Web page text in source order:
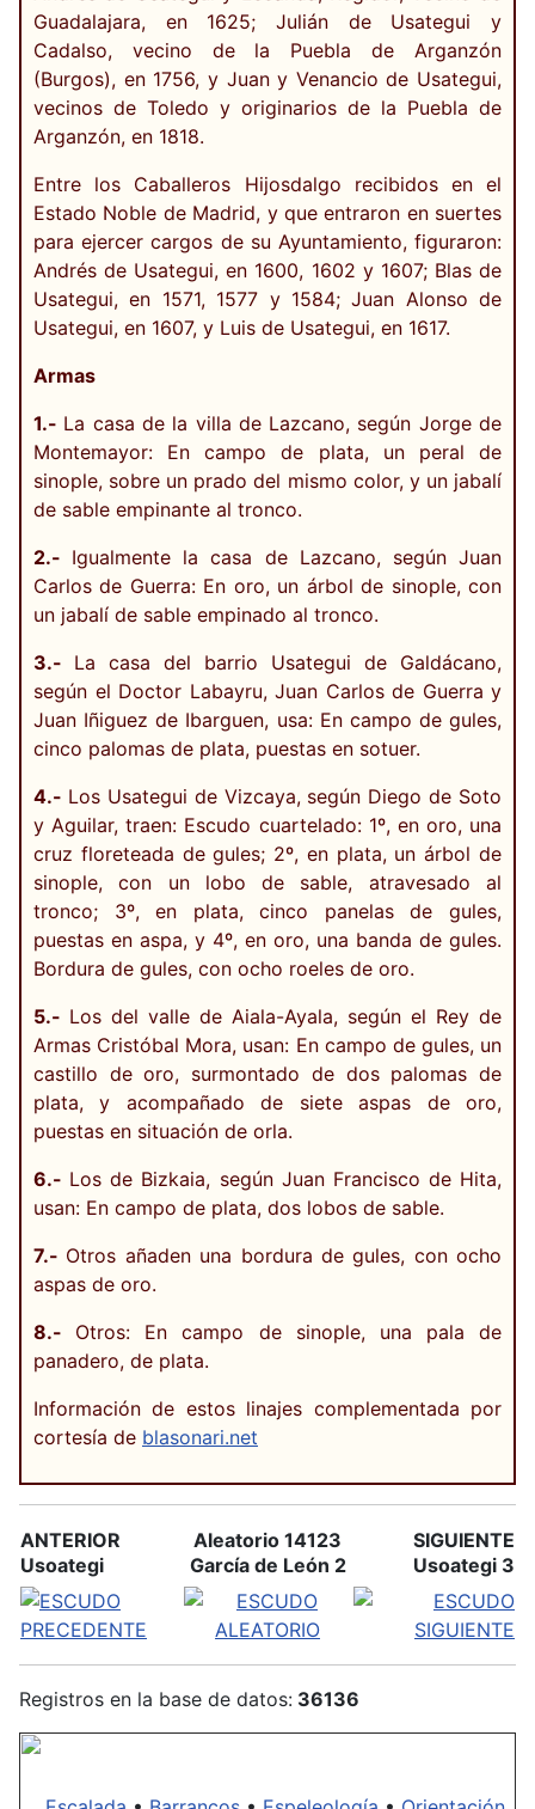
Guadalajara, en 1625; Julián de Usategui y
Cadalso, vecino de la Puebla de Arganzón
(Burgos), en 1756, y Juan y Venancio de Usategui,
vecinos de Toledo y originarios de la Puebla de
Arganzón, en 1818.
Entre los Caballeros Hijosdalgo recibidos en el
Estado Noble de Madrid, y que entraron en suertes
para ejercer cargos de su Ayuntamiento, figuraron:
Andrés de Usategui, en 1600, 1602 y 1607; Blas de
Usategui, en 1571, 1577 y 1584; Juan Alonso de
Usategui, en 1607, y Luis de Usategui, en 1617.
Armas
1.- La casa de la villa de Lazcano, según Jorge de
Montemayor: En campo de plata, un peral de
sinople, sobre un prado del mismo color, y un jabalí
de sable empinante al tronco.
2.- Igualmente la casa de Lazcano, según Juan
Carlos de Guerra: En oro, un árbol de sinople, con
un jabalí de sable empinado al tronco.
3.- La casa del barrio Usategui de Galdácano,
según el Doctor Labayru, Juan Carlos de Guerra y
Juan Iñiguez de Ibarguen, usa: En campo de gules,
cinco palomas de plata, puestas en sotuer.
4.- Los Usategui de Vizcaya, según Diego de Soto
y Aguilar, traen: Escudo cuartelado: 1º, en oro, una
cruz floreteada de gules; 2º, en plata, un árbol de
sinople, con un lobo de sable, atravesado al
tronco; 3º, en plata, cinco panelas de gules,
puestas en aspa, y 4º, en oro, una banda de gules.
Bordura de gules, con ocho roeles de oro.
5.- Los del valle de Aiala-Ayala, según el Rey de
Armas Cristóbal Mora, usan: En campo de gules, un
castillo de oro, surmontado de dos palomas de
plata, y acompañado de siete aspas de oro,
puestas en situación de orla.
6.- Los de Bizkaia, según Juan Francisco de Hita,
usan: En campo de plata, dos lobos de sable.
7.- Otros añaden una bordura de gules, con ocho
aspas de oro.
8.- Otros: En campo de sinople, una pala de
panadero, de plata.
Información de estos linajes complementada por
cortesía de blasonari.net
ANTERIOR
Usoategi
Aleatorio 14123
García de León 2
SIGUIENTE
Usoategi 3
Registros en la base de datos: 36136